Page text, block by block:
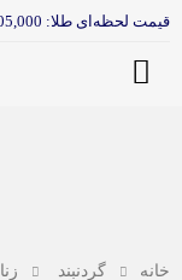
قیمت لحظه‌ای طلا: 18,505,000 تومان
خانه گردنبند